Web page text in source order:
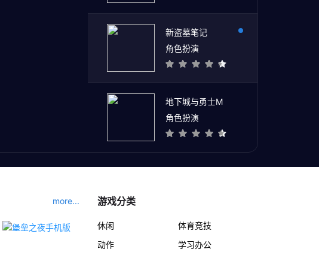
新盗墓笔记
角色扮演
地下城与勇士M
角色扮演
more... 游戏分类
休闲
体育竞技
动作
学习办公